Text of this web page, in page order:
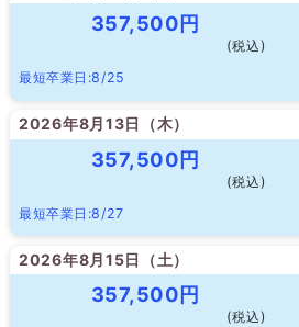
357,500円
(税込)
最短卒業日:8/25
2026年8月13日（木）
357,500円
(税込)
最短卒業日:8/27
2026年8月15日（土）
357,500円
(税込)